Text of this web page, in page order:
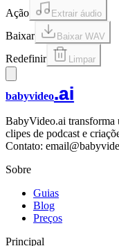
Ação Extrair áudio
Baixar Baixar WAV
Redefinir Limpar
babyvideo.ai
BabyVideo.ai transforma
clipes de podcast e
Contato:
Sobre
Guias
Blog
Preços
Principal